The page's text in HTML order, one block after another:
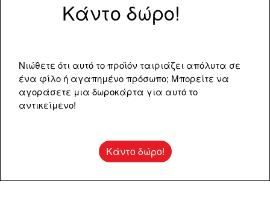
Κάντο δώρο!
Νιώθετε ότι αυτό το προϊόν ταιριάζει απόλυτα σε
ένα φίλο ή αγαπημένο πρόσωπο; Μπορείτε να
αγοράσετε μια δωροκάρτα για αυτό το
αντικείμενο!
Κάντο δώρο!